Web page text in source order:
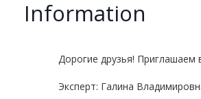
Information
Дорогие друзья!
Эксперт: Галина